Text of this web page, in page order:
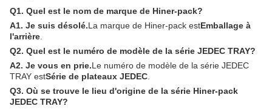
Q1. Quel est le nom de marque de Hiner-pack?
A1. Je suis désolé.La marque de Hiner-pack estEmballage à
l'arrière
Q2. Quel est le numéro de modèle de la série JEDEC TRAY?
A2. Je vous en prie.Le numéro de modèle de la série JEDEC
TRAY estSérie de plateaux JEDEC
Q3. Où se trouve le lieu d'origine de la série Hiner-pack
JEDEC TRAY?